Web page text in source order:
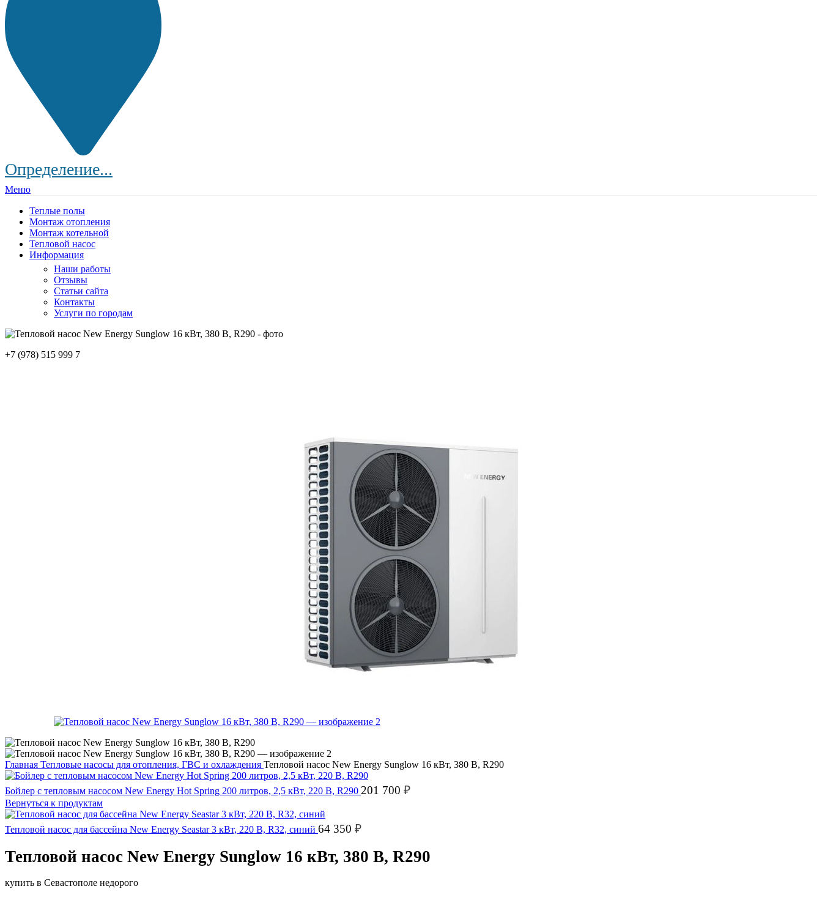
Определение...
Меню
Теплые полы
Монтаж отопления
Монтаж котельной
Тепловой насос
Информация
Наши работы
Отзывы
Статьи сайта
Контакты
Услуги по городам
+7 (978) 515 999 7
Главная Тепловые насосы для отопления, ГВС и охлаждения Тепловой насос New Energy Sunglow 16 кВт, 380 В, R290
Бойлер с тепловым насосом New Energy Hot Spring 200 литров, 2,5 кВт, 220 В, R290 201 700 ₽
Вернуться к продуктам
Тепловой насос для бассейна New Energy Seastar 3 кВт, 220 В, R32, синий 64 350 ₽
Тепловой насос New Energy Sunglow 16 кВт, 380 В, R290
купить в Севастополе недорого